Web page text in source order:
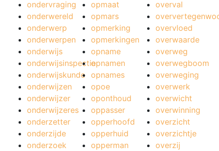
ondervraging
onderwereld
onderwerp
onderwerpen
onderwijs
onderwijsinspectie
onderwijskunde
onderwijzen
onderwijzer
onderwijzeres
onderzetter
onderzijde
onderzoek
opmaat
opmars
opmerking
opmerkingen
opname
opnamen
opnames
opoe
oponthoud
oppasser
opperhoofd
opperhuid
opperman
overval
overvloed
overwaarde
overweg
overwegboom
overweging
overwerk
overwicht
overwinning
overzicht
overzichtje
overzij